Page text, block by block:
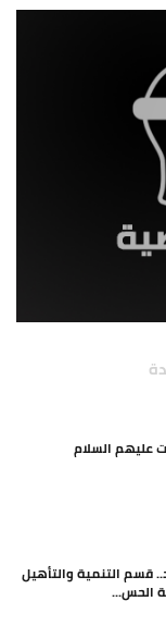
عليهم السلام
مستفيد.. قسم التنمية والتأهيل
الحس...